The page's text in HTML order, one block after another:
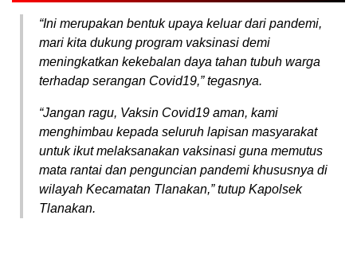
“Ini merupakan bentuk upaya keluar dari pandemi,
mari kita dukung program vaksinasi demi
meningkatkan kekebalan daya tahan tubuh warga
terhadap serangan Covid19,” tegasnya.
“Jangan ragu, Vaksin Covid19 aman, kami
menghimbau kepada seluruh lapisan masyarakat
untuk ikut melaksanakan vaksinasi guna memutus
mata rantai dan penguncian pandemi khususnya di
wilayah Kecamatan Tlanakan,” tutup Kapolsek
Tlanakan.